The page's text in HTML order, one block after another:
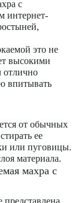
с
интернет-
это не
высокими
отлично
впитывать
от обычных
ее
или пуговицы.
материала.
махра с